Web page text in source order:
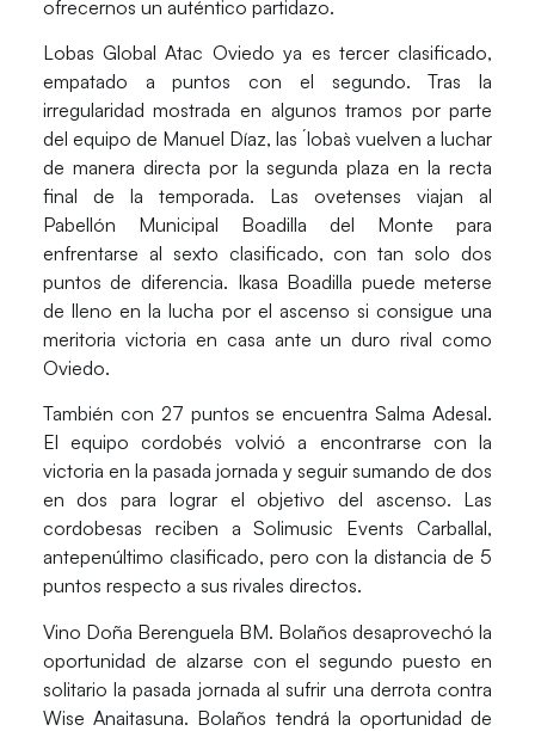
ofrecernos un auténtico partidazo.
Lobas Global Atac Oviedo ya es tercer clasificado,
empatado a puntos con el segundo. Tras la
irregularidad mostrada en algunos tramos por parte
del equipo de Manuel Díaz,las ´lobas` vuelven a luchar
de manera directa por la segunda plaza en la recta
final de la temporada. Las ovetenses viajan al
Pabellón Municipal Boadilla del Monte para
enfrentarse al sexto clasificado, con tan solo dos
puntos de diferencia. Ikasa Boadilla puede meterse
de lleno en la lucha por el ascenso si consigue una
meritoria victoria en casa ante un duro rival como
Oviedo.
También con 27 puntos se encuentra Salma Adesal.
El equipo cordobés volvió a encontrarse con la
victoria en la pasada jornada y seguir sumando de dos
en dos para lograr el objetivo del ascenso. Las
cordobesas reciben a Solimusic Events Carballal,
antepenúltimo clasificado, pero con la distancia de 5
puntos respecto a sus rivales directos.
Vino Doña Berenguela BM. Bolaños desaprovechó la
oportunidad de alzarse con el segundo puesto en
solitario la pasada jornada al sufrir una derrotacontra
Wise Anaitasuna. Bolaños tendrá la oportunidad de